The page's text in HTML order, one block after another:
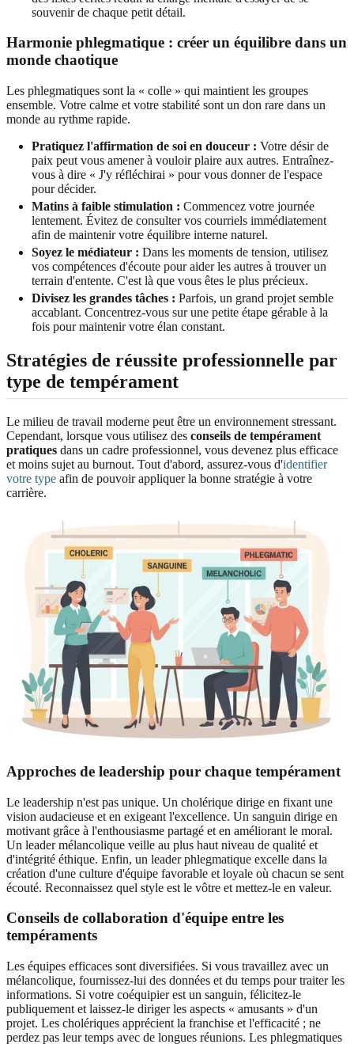
souvenir de chaque petit détail.
Harmonie phlegmatique : créer un équilibre dans un
monde chaotique
Les phlegmatiques sont la « colle » qui maintient les groupes
ensemble. Votre calme et votre stabilité sont un don rare dans un
monde au rythme rapide.
Pratiquez l'affirmation de soi en douceur : Votre désir de
paix peut vous amener à vouloir plaire aux autres. Entraînez-
vous à dire « J'y réfléchirai » pour vous donner de l'espace
pour décider.
Matins à faible stimulation : Commencez votre journée
lentement. Évitez de consulter vos courriels immédiatement
afin de maintenir votre équilibre interne naturel.
Soyez le médiateur : Dans les moments de tension, utilisez
vos compétences d'écoute pour aider les autres à trouver un
terrain d'entente. C'est là que vous êtes le plus précieux.
Divisez les grandes tâches : Parfois, un grand projet semble
accablant. Concentrez-vous sur une petite étape gérable à la
fois pour maintenir votre élan constant.
Stratégies de réussite professionnelle par
type de tempérament
Le milieu de travail moderne peut être un environnement stressant.
Cependant, lorsque vous utilisez des conseils de tempérament
pratiques dans un cadre professionnel, vous devenez plus efficace
et moins sujet au burnout. Tout d'abord, assurez-vous d'identifier
votre type afin de pouvoir appliquer la bonne stratégie à votre
carrière.
Approches de leadership pour chaque tempérament
Le leadership n'est pas unique. Un cholérique dirige en fixant une
vision audacieuse et en exigeant l'excellence. Un sanguin dirige en
motivant grâce à l'enthousiasme partagé et en améliorant le moral.
Un leader mélancolique veille au plus haut niveau de qualité et
d'intégrité éthique. Enfin, un leader phlegmatique excelle dans la
création d'une culture d'équipe favorable et loyale où chacun se sent
écouté. Reconnaissez quel style est le vôtre et mettez-le en valeur.
Conseils de collaboration d'équipe entre les
tempéraments
Les équipes efficaces sont diversifiées. Si vous travaillez avec un
mélancolique, fournissez-lui des données et du temps pour traiter les
informations. Si votre coéquipier est un sanguin, félicitez-le
publiquement et laissez-le diriger les aspects « amusants » d'un
projet. Les cholériques apprécient la franchise et l'efficacité ; ne
perdez pas leur temps avec de longues réunions. Les phlegmatiques